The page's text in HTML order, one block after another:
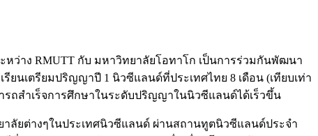
หว่าง RMUTT กับ มหาวิทยาลัยโอทาโก เป็นการร่วมกันพัฒนา
รียนเตรียมปริญญาปี 1 นิวซีแลนด์ที่ประเทศไทย 8 เดือน (เทียบเท่า
รถสำเร็จการศึกษาในระดับปริญญาในนิวซีแลนด์ได้เร็วขึ้น
ยต่างๆในประเทศนิวซีแลนด์ ผ่านสถานทูตนิวซีแลนด์ประจำ